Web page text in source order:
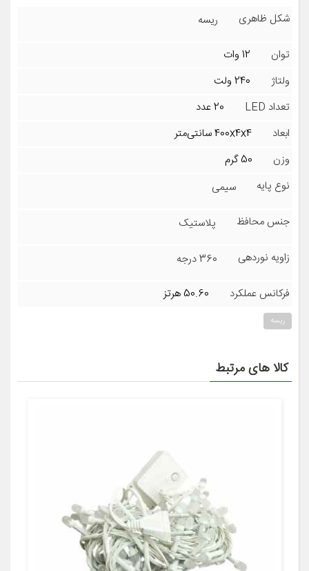
شکل ظاهری
ریسه
توان
12 وات
ولتاژ
240 ولت
تعداد LED
20 عدد
ابعاد
400x4x4 سانتی‌متر
وزن
50 گرم
نوع پایه
سیمی
جنس محافظ
پلاستیک
زاویه نوردهی
360 درجه
فرکانس عملکرد
50.60 هرتز
ریسه
کالا های مرتبط